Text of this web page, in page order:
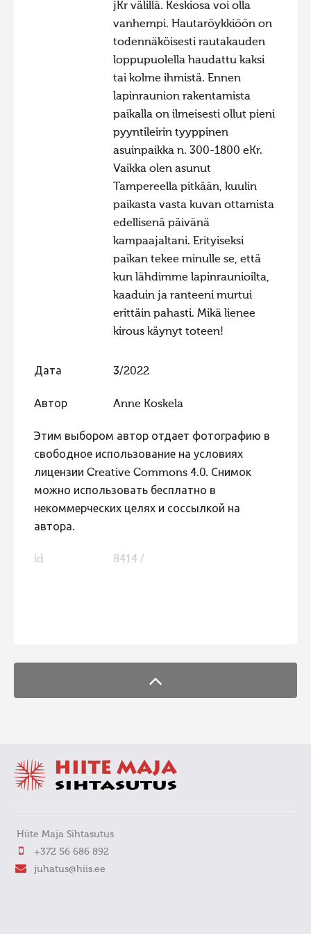
Фотоконкурс 2014
Фотоконкурс 2013
Фотоконкурс 2012
Фотоконкурс 2011
Фотоконкурс 2010
Фотоконкурс 2009
Фотоконкурс 2008
jKr välillä. Keskiosa voi olla
vanhempi. Hautaröykkiöön on
todennäköisesti rautakauden
loppupuolella haudattu kaksi
tai kolme ihmistä. Ennen
lapinraunion rakentamista
paikalla on ilmeisesti ollut pieni
pyyntileirin tyyppinen
asuinpaikka n. 300-1800 eKr.
Vaikka olen asunut
Tampereella pitkään, kuulin
paikasta vasta kuvan ottamista
edellisenä päivänä
kampaajaltani. Erityiseksi
paikan tekee minulle se, että
kun lähdimme lapinraunioilta,
kaaduin ja ranteeni murtui
erittäin pahasti. Mikä lienee
kirous käynyt toteen!
Дата 3/2022
Автор Anne Koskela
Этим выбором автор отдает фотографию в
свободное использование на условиях
лицензии Creative Commons 4.0. Снимок
можно использовать бесплатно в
некоммерческих целях и соссылкой на
автора.
id 8414 /
Hiite Maja Sihtasutus
+372 56 686 892
juhatus@hiis.ee